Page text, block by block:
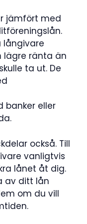
jämfört med
långivare
lägre ränta än
ta ut. De
banker eller
också. Till
vanligtvis
lånet åt dig.
av ditt lån
om du vill